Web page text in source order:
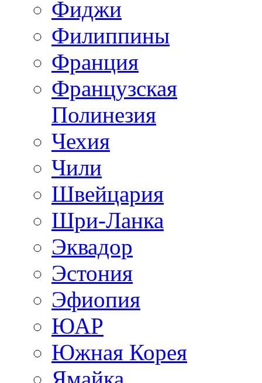
Фиджи
Филиппины
Франция
Французская
Полинезия
Чехия
Чили
Швейцария
Шри-Ланка
Эквадор
Эстония
Эфиопия
ЮАР
Южная Корея